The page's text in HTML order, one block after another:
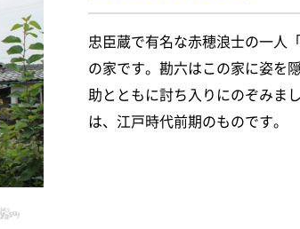
忠臣蔵で有名な赤穂浪士の一人
の家です。勘六はこの家に姿を
助とともに討ち入りにのぞみま
は、江戸時代前期のものです。